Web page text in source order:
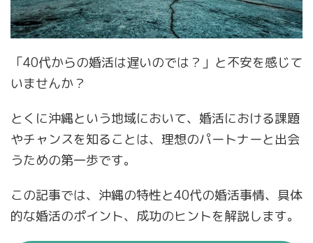
「40代からの婚活は遅いのでは？」と不安を感じて
いませんか？
とくに沖縄という地域において、婚活における課題
やチャンスを知ることは、理想のパートナーと出会
うための第一歩です。
この記事では、沖縄の特性と40代の婚活事情、具体
的な婚活のポイント、成功のヒントを解説します。